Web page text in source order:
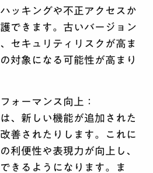
ッキングや不正アクセスか
できます。古いバージョン
セキュリティリスクが高ま
対象になる可能性が高まり
ォーマンス向上 ：
、新しい機能が追加された
善されたりします。これに
利便性や表現力が向上し、
きるようになります。ま